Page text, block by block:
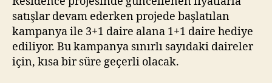
satışlar devam ederken projede başlatılan
kampanya ile 3+1 daire alana 1+1 daire hediye
ediliyor. Bu kampanya sınırlı sayıdaki daireler
için, kısa bir süre geçerli olacak.